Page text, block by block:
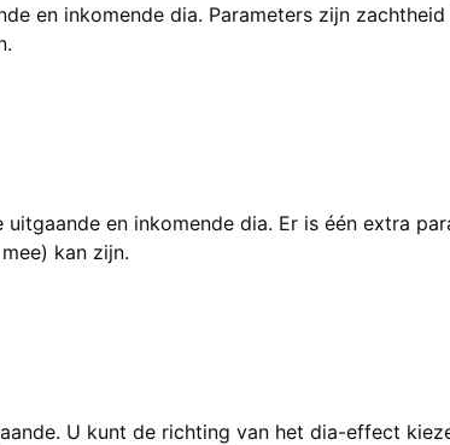
en inkomende dia. Parameters zijn zachtheid
en inkomende dia. Er is één extra
kan zijn.
U kunt de richting van het dia-effect